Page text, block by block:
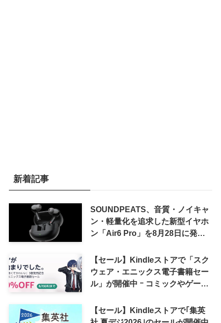
新着記事
SOUNDPEATS、音質・ノイキャ
ン・軽量化を追求した新型イヤホ
ン「Air6 Pro」を8月28日に発売
【セール】Kindleストアで「スク
ウェア・エニックス電子書籍セー
ル」が開催中 ｰ コミックやゲーム
【セール】Kindleストアで｢集英